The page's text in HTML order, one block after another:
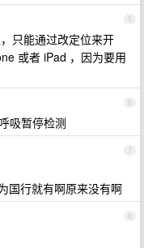
5
只能通过改定位来开
或者 iPad ，因为要用
6
吸暂停检测
7
国行就有啊原来没有啊
8